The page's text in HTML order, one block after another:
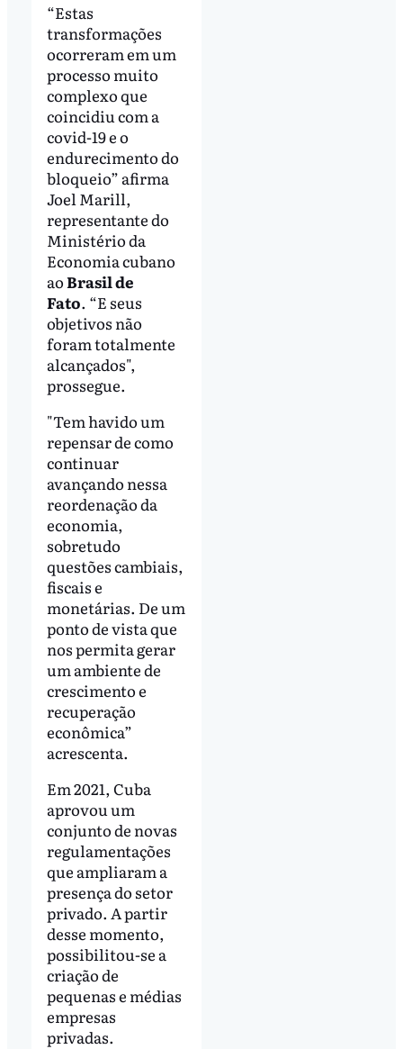
“Estas
transformações
ocorreram em um
processo muito
complexo que
coincidiu com a
covid-19 e o
endurecimento do
bloqueio” afirma
Joel Marill,
representante do
Ministério da
Economia cubano
aoBrasil de
Fato. “E seus
objetivos não
foram totalmente
alcançados",
prossegue.
"Tem havido um
repensar de como
continuar
avançando nessa
reordenação da
economia,
sobretudo
questões cambiais,
fiscais e
monetárias. De um
ponto de vista que
nos permita gerar
um ambiente de
crescimento e
recuperação
econômica”
acrescenta.
Em 2021, Cuba
aprovou um
conjunto de novas
regulamentações
que ampliaram a
presença do setor
privado. A partir
desse momento,
possibilitou-se a
criação de
pequenas e médias
empresas
privadas.